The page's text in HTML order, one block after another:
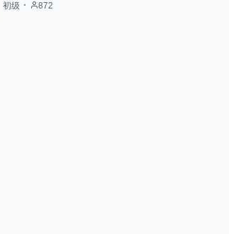
初级 872